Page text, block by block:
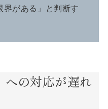
がある」と判断す
の対応が遅れ